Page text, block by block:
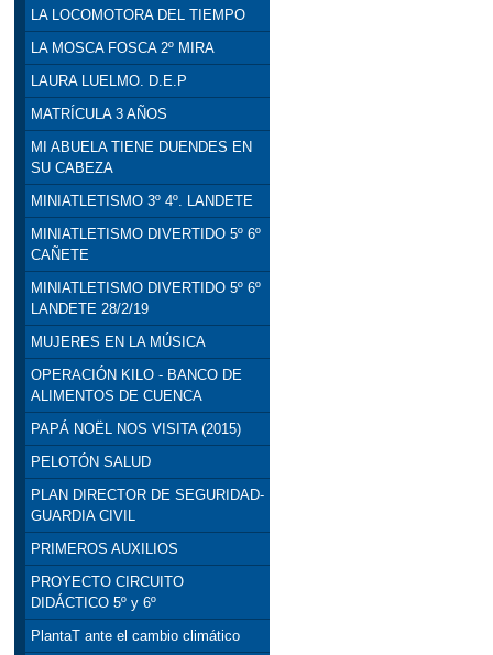
LA LOCOMOTORA DEL TIEMPO
LA MOSCA FOSCA 2º MIRA
LAURA LUELMO. D.E.P
MATRÍCULA 3 AÑOS
MI ABUELA TIENE DUENDES EN
SU CABEZA
MINIATLETISMO 3º 4º. LANDETE
MINIATLETISMO DIVERTIDO 5º 6º
CAÑETE
MINIATLETISMO DIVERTIDO 5º 6º
LANDETE 28/2/19
MUJERES EN LA MÚSICA
OPERACIÓN KILO - BANCO DE
ALIMENTOS DE CUENCA
PAPÁ NOËL NOS VISITA (2015)
PELOTÓN SALUD
PLAN DIRECTOR DE SEGURIDAD-
GUARDIA CIVIL
PRIMEROS AUXILIOS
PROYECTO CIRCUITO
DIDÁCTICO 5º y 6º
PlantaT ante el cambio climático